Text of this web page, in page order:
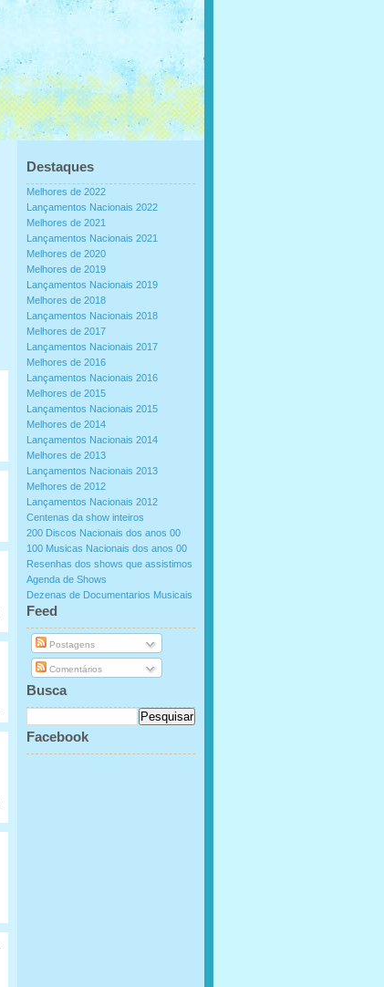
Destaques
Melhores de 2022
Lançamentos Nacionais 2022
Melhores de 2021
Lançamentos Nacionais 2021
Melhores de 2020
Melhores de 2019
Lançamentos Nacionais 2019
Melhores de 2018
Lançamentos Nacionais 2018
Melhores de 2017
Lançamentos Nacionais 2017
Melhores de 2016
Lançamentos Nacionais 2016
Melhores de 2015
Lançamentos Nacionais 2015
Melhores de 2014
Lançamentos Nacionais 2014
Melhores de 2013
Lançamentos Nacionais 2013
Melhores de 2012
Lançamentos Nacionais 2012
Centenas da show inteiros
200 Discos Nacionais dos anos 00
100 Musicas Nacionais dos anos 00
Resenhas dos shows que assistimos
Agenda de Shows
Dezenas de Documentarios Musicais
Feed
Postagens
Comentários
Busca
Facebook